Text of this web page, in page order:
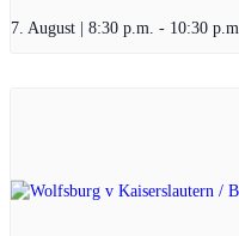
7. August | 8:30 p.m. - 10:30 p.m.